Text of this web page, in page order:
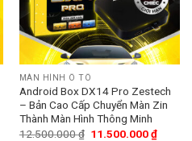
MÀN HÌNH Ô TÔ
Android Box DX14 Pro Zestech
– Bản Cao Cấp Chuyển Màn Zin
Thành Màn Hình Thông Minh
12.500.000₫ 11.500.000₫